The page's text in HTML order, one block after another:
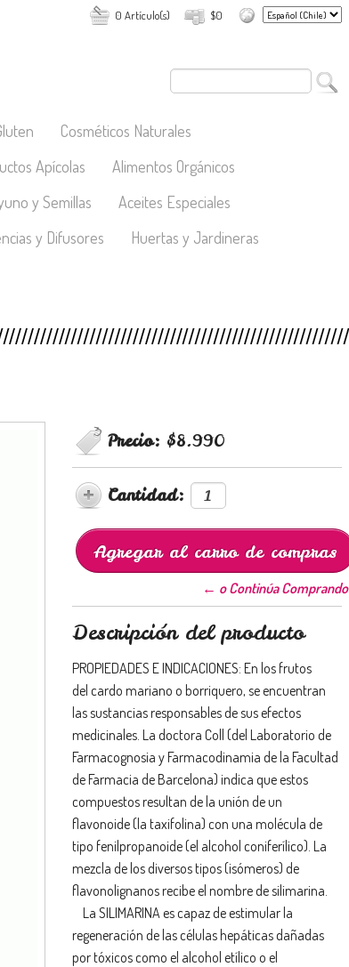
$0
0 Artículo(s)
Cosméticos Naturales
Apícolas
Alimentos Orgánicos
y Semillas
Aceites Especiales
y Difusores
Huertas y Jardineras
Precio: $8.990
Cantidad:
← o Continúa Comprando
Descripción del producto
PROPIEDADES E INDICACIONES: En los frutos
del cardo mariano o borriquero, se encuentran
las sustancias responsables de sus efectos
medicinales. La doctora Coll (del Laboratorio de
Farmacognosia y Farmacodinamia de la Facultad
de Farmacia de Barcelona) indica que estos
compuestos resultan de la unión de un
flavonoide (la taxifolina) con una molécula de
tipo fenilpropanoide (el alcohol coniferílico). La
mezcla de los diversos tipos (isómeros) de
flavonolignanos recibe el nombre de silimarina.
La SILIMARINA es capaz de estimular la
regeneración de las células hepáticas dañadas
por tóxicos como el alcohol etílico o el